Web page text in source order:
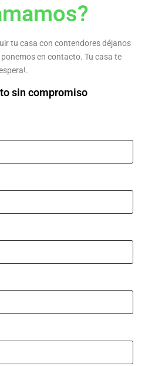
tu casa con contendores déjanos
en contacto. Tu casa te
sin compromiso